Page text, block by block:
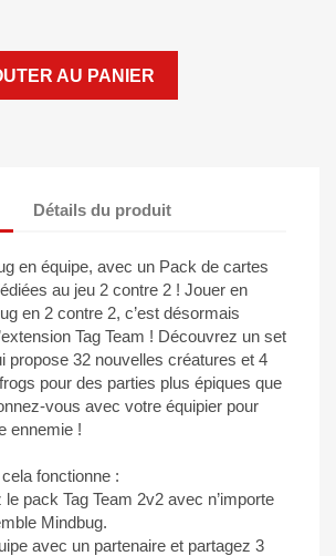
AU PANIER
Détails du produit
en équipe, avec un Pack de cartes
au jeu 2 contre 2 ! Jouer en
en 2 contre 2, c’est désormais
Tag Team ! Découvrez un set
propose 32 nouvelles créatures et 4
pour des parties plus épiques que
vous avec votre équipier pour
ennemie !
fonctionne :
pack Tag Team 2v2 avec n’importe
Mindbug.
avec un partenaire et partagez 3